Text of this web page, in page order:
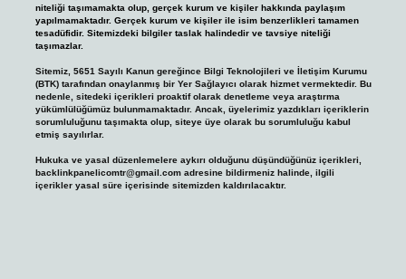
niteliği taşımamakta olup, gerçek kurum ve kişiler hakkında paylaşım
yapılmamaktadır. Gerçek kurum ve kişiler ile isim benzerlikleri tamamen
tesadüfidir. Sitemizdeki bilgiler taslak halindedir ve tavsiye niteliği
taşımazlar.
Sitemiz, 5651 Sayılı Kanun gereğince Bilgi Teknolojileri ve İletişim Kurumu
(BTK) tarafından onaylanmış bir Yer Sağlayıcı olarak hizmet vermektedir. Bu
nedenle, sitedeki içerikleri proaktif olarak denetleme veya araştırma
yükümlülüğümüz bulunmamaktadır. Ancak, üyelerimiz yazdıkları içeriklerin
sorumluluğunu taşımakta olup, siteye üye olarak bu sorumluluğu kabul
etmiş sayılırlar.
Hukuka ve yasal düzenlemelere aykırı olduğunu düşündüğünüz içerikleri,
backlinkpanelicomtr@gmail.comadresine bildirmeniz halinde, ilgili
içerikler yasal süre içerisinde sitemizden kaldırılacaktır.